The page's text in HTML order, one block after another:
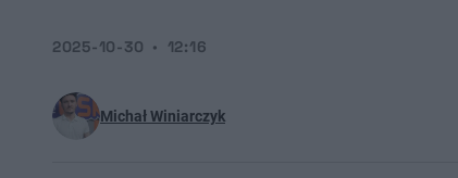
Michał Winiarczyk
2025-10-30 12:16